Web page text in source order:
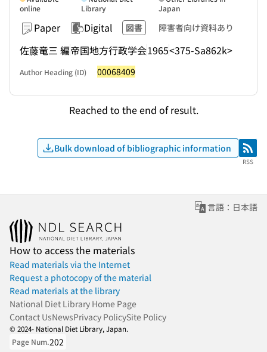
Paper Digital 図書 障害者向け資料あり
佐藤竜三 編帝国地方行政学会1965<375-Sa862k>
online
Library
Japan
Author Heading (ID) 00068409
Reached to the end of result.
Bulk download of bibliographic information RSS
RSS
言語：日本語
How to access the materials
Read materials via the Internet
Request a photocopy of the material
Read materials at the library
National Diet Library Home Page
Contact UsNewsPrivacy PolicySite Policy
© 2024- National Diet Library, Japan.
Page Num.202